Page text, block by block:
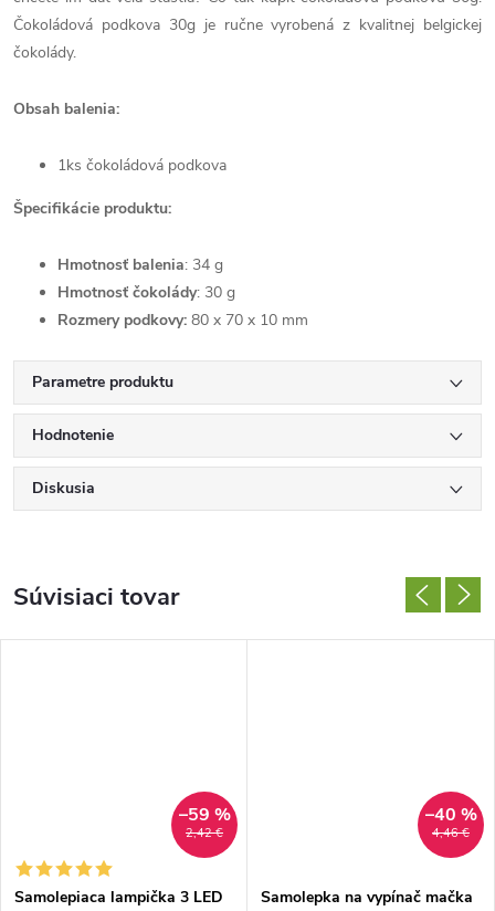
Čokoládová podkova 30g je ručne vyrobená z kvalitnej belgickej
čokolády.
Obsah balenia:
1ks čokoládová podkova
Špecifikácie produktu:
Hmotnosť balenia: 34 g
Hmotnosť čokolády: 30 g
Rozmery podkovy: 80 x 70 x 10 mm
Parametre produktu
Hodnotenie
Diskusia
Súvisiaci tovar
2,42 €
–59 %
Samolepiaca lampička 3 LED
4,46 €
–40 %
Samolepka na vypínač mačka